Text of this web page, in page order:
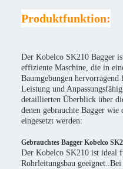
Produktfunktion:
Der Kobelco SK210 Bagger
effiziente Maschine, die in
Baumgebungen
Leistung und
detaillierten Überblick über
denen gebrauchte Bagger
eingesetzt werden:
Gebrauchtes Bagger Kobelco
Der Kobelco SK210 ist ideal
Rohrleitungsbau